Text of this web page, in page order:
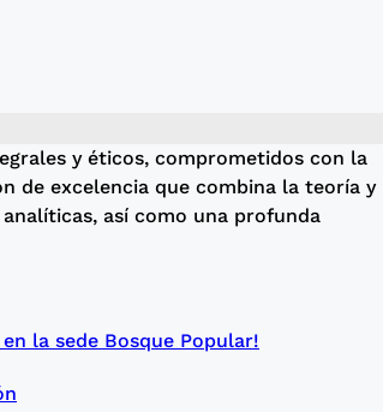
y éticos, comprometidos con la
de excelencia que combina la teoría y
así como una profunda
en la sede Bosque Popular!